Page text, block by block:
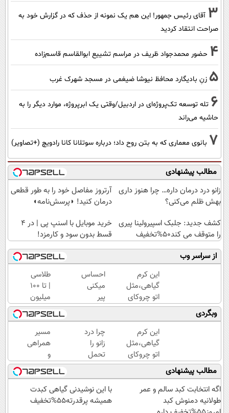
3 آقای رئیس جمهور! این هم یک نمونه از حذف که در گزارش خود به
صراحت انتقاد کردید
4 حضور محمدجواد ظریف در مراسم تشییع ابوالقاسم قاسم‌زاده
5 زنِ بادیگارد محافظ نیوشا ضیغمی در مسجد شهرک غرب
6 تله توسعه تک‌پروژه‌ای در اردبیل/وقتی یک ابرپروژه، موارد دیگر را به
حاشیه می‌راند
7 بانوی معماری که به بتن روح داد؛ درباره سوتلانا کانا رادویچ (+تصاویر)
مطالب پیشنهادی
زانو درد درمان داره… چرا هنوز داری
بهش ظلم می‌کنی؟
آرتروز مفاصل خود را به طور قطعی
درمان کنید! ◗پرسش‌نامه◖
کشف جدید: جلبک اسپیرولینا پیری
را متوقف می کند50%تخفیف
خرید موبایل با اسنپ پی | در ۴
قسط بدون سود و کارمزد!
از سراسر وب
این کرم
گیاهی،مثل
اتو چروکای
پوستتوصاف
میکنه!50%تخفیف
احساس
میکنی
پیر
شدی؟
جوانی
رو با
جوانساز
جلبک
تجربه
کن
طلاسی
| تا 100
میلیون
وام
آنی
خرید
طلا💰
ثبت
نام
کن!
وبگردی
این کرم
گیاهی،مثل
اتو چروکای
پوستتوصاف
میکنه!50%تخفیف
چرا درد
زانو را
تحمل
می‌کنی؟
خیلی
ساده
درمنزل
مسیر
همراهی
و
گزارش
عملکرد
گروه
اسنپ
مطالب پیشنهادی
اگه انتخابت کبد سالم و عمر
طولانیه دمنوش کبد
با این نوشیدنی گیاهی کبدت
همیشه پرقدرته55%تخفیف